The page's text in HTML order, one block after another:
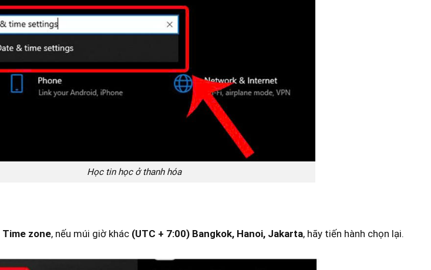
Học tin học ở thanh hóa
Time zone, nếu múi giờ khác (UTC + 7:00) Bangkok, Hanoi, Jakarta, hãy tiến hành chọn lại.